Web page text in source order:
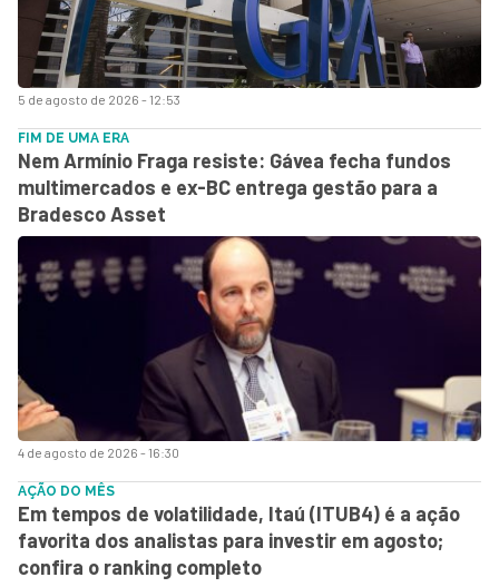
5 de agosto de 2026 - 12:53
4 de agosto de 2026 - 16:30
FIM DE UMA ERA
Nem Armínio Fraga resiste: Gávea fecha fundos
multimercados e ex-BC entrega gestão para a
Bradesco Asset
AÇÃO DO MÊS
Em tempos de volatilidade, Itaú (ITUB4) é a ação
favorita dos analistas para investir em agosto;
confira o ranking completo